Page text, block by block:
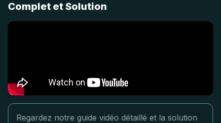
Complet et Solution
Regardez notre guide vidéo détaillé et la solution